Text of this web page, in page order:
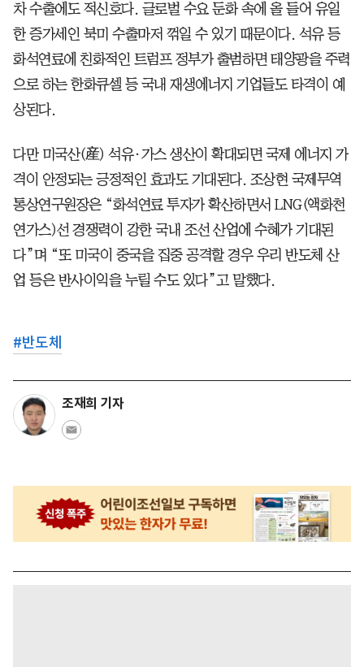
차 수출에도 적신호다. 글로벌 수요 둔화 속에 올 들어 유일
한 증가세인 북미 수출마저 꺾일 수 있기 때문이다. 석유 등
화석연료에 친화적인 트럼프 정부가 출범하면 태양광을 주력
으로 하는 한화큐셀 등 국내 재생에너지 기업들도 타격이 예
상된다.
다만 미국산(産) 석유·가스 생산이 확대되면 국제 에너지 가
격이 안정되는 긍정적인 효과도 기대된다. 조상현 국제무역
통상연구원장은 “화석연료 투자가 확산하면서 LNG(액화천
연가스)선 경쟁력이 강한 국내 조선 산업에 수혜가 기대된
다”며 “또 미국이 중국을 집중 공격할 경우 우리 반도체 산
업 등은 반사이익을 누릴 수도 있다”고 말했다.
#반도체
조재희 기자